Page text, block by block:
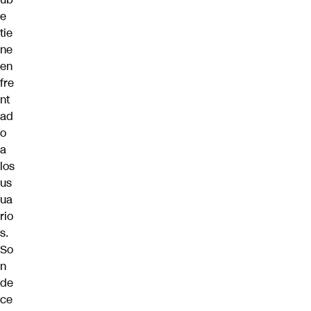
e
tie
ne
en
fre
nt
ad
o
a
los
us
ua
rio
s.
So
n
de
ce